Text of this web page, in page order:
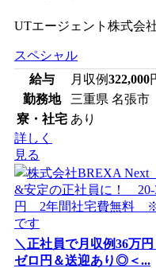
UTエージェント株式会
スペシャル
給与
月収例322,000
勤務地
三重県 名張市
寮・社宅 あり
詳しく
見る
＼正社員で月収例36万
ゼロ円＆送迎あり◎＜...